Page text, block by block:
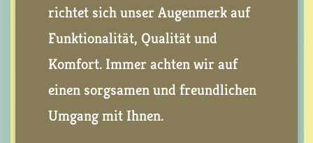
richtet sich unser Augenmerk auf
Funktionalität, Qualität und
Komfort. Immer achten wir auf
einen sorgsamen und freundlichen
Umgang mit Ihnen.